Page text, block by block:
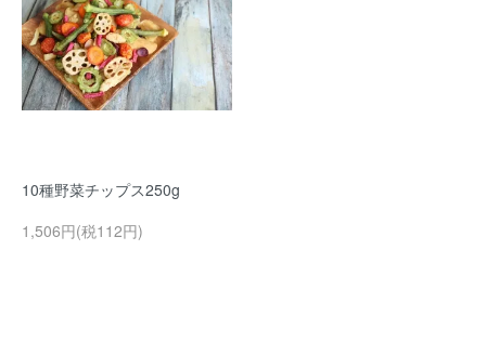
10種野菜チップス250g
1,506円(税112円)